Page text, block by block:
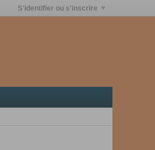
S'identifier ou s'inscrire